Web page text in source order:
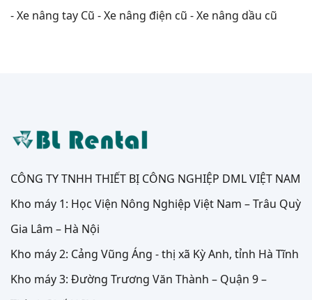
- Xe nâng tay Cũ - Xe nâng điện cũ - Xe nâng dầu cũ
CÔNG TY TNHH THIẾT BỊ CÔNG NGHIỆP DML VIỆT NAM
Kho máy 1: Học Viện Nông Nghiệp Việt Nam – Trâu Quỳ
Gia Lâm – Hà Nội
Kho máy 2: Cảng Vũng Áng - thị xã Kỳ Anh, tỉnh Hà Tĩnh
Kho máy 3: Đường Trương Văn Thành – Quận 9 –